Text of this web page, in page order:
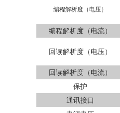
编程解析度（电压）
编程解析度（电流）
回读解析度（电压）
回读解析度（电流）
保护
通讯接口